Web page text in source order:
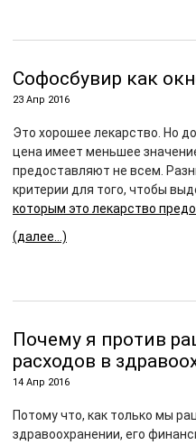
Софосбувир как
23 Апр 2016
Это хорошее лекарство. Но
цена имеет меньшее
предоставляют не всем.
критерии для того, чтобы
которым это лекарство
(далее…)
Почему я против
расходов в
14 Апр 2016
Потому что, как только мы
здравоохранении, его